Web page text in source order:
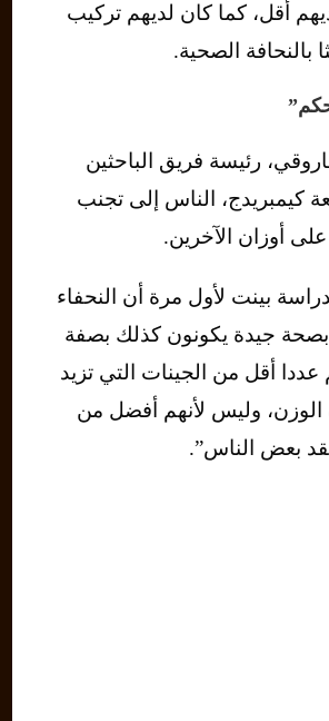
أقل، كما كان لديهم تركيب
بالنحافة الصحية.
رئيسة فريق الباحثين
كيمبريدج، الناس إلى تجنب
على أوزان الآخرين.
بينت لأول مرة أن النحفاء
بصحة جيدة يكونون كذلك بصفة
عددا أقل من الجينات التي تزيد
الوزن، وليس لأنهم أفضل من
بعض الناس”.